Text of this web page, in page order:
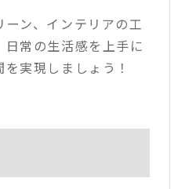
ン、インテリアの工
常の生活感を上手に
実現しましょう！